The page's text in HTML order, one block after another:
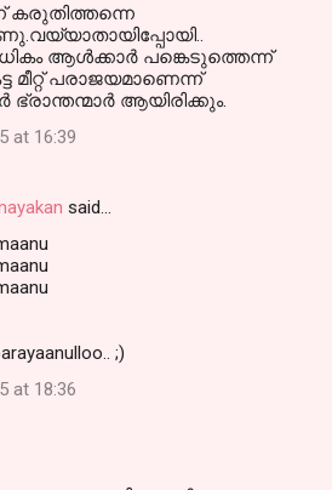
കരുതിത്തന്നെ
ആൾക്കാർ പങ്കെടുത്തെന്ന്
മീറ്റ്‌ പരാജയമാണെന്ന്
ആയിരിക്കും.
at 16:39
said…
;)
at 18:36